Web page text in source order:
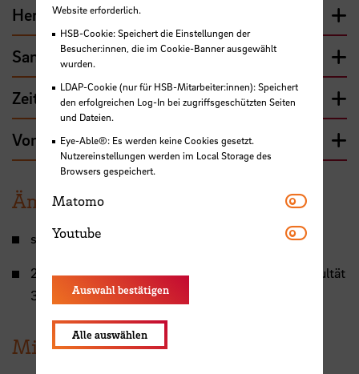
Herausgeberin
Sammelbandbeiträge
Zeitschriftenbeiträge
Vorträge (Auswahl)
Ämter und Funktionen an der HSB
seit 4/2022: Studiendekanin der Fakultät 3
2020-2022: Dezentrale Frauenbeauftragte der Fakultät
3
Mitgliedschaften
Website erforderlich.
HSB-Cookie: Speichert die Einstellungen der
Besucher:innen, die im Cookie-Banner ausgewählt
wurden.
LDAP-Cookie (nur für HSB-Mitarbeiter:innen): Speichert
den erfolgreichen Log-In bei zugriffsgeschützten Seiten
und Dateien.
Eye-Able®: Es werden keine Cookies gesetzt.
Nutzereinstellungen werden im Local Storage des
Browsers gespeichert.
Matomo Matomo
Youtube Youtube
Auswahl bestätigen
Alle auswählen